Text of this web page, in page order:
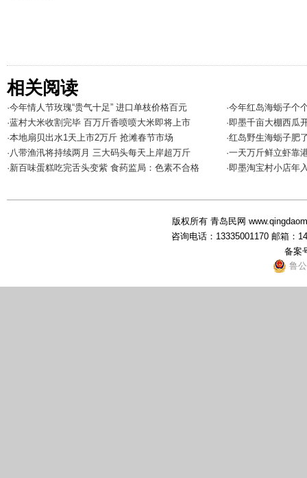
相关阅读
·今年情人节玫瑰“贵气十足” 进口单枝价格百元
·今年红岛海蛎子个
·蓝村大米收割完毕 百万斤香喷喷大米即将上市
·即墨千亩大棚西瓜
·本地扇贝出水1天上市2万斤 抢滩春节市场
·红岛野生海蛎子肥
·八带渔汛将持续两月 三大码头每天上岸超万斤
·一天万斤鲜立虾靠
·新百味蛋糕吃完舌头变紫 食药监局：色素不合格
·即墨淘宝村小店年
版权所有 青岛民网
咨询电话：13335001170 邮箱：
备案
鲁